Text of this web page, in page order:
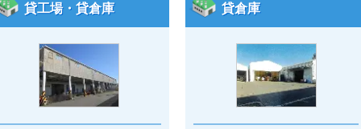
貸工場・貸倉庫 貸倉庫